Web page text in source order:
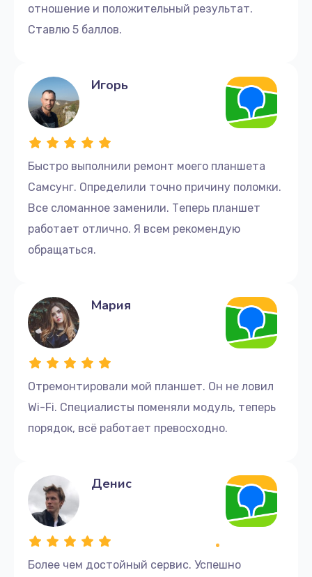
отношение и положительный результат.
Ставлю 5 баллов.
Быстро выполнили ремонт моего планшета
Самсунг. Определили точно причину поломки.
Все сломанное заменили. Теперь планшет
работает отлично. Я всем рекомендую
обращаться.
Игорь
Отремонтировали мой планшет. Он не ловил
Wi-Fi. Специалисты поменяли модуль, теперь
порядок, всё работает превосходно.
Мария
Более чем достойный сервис. Успешно
Денис